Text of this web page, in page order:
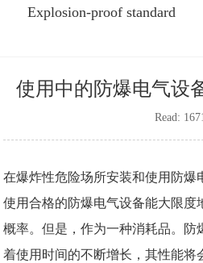
Explosion-proof standard
使用中的防爆电气设
Read:
在爆炸性危险场所安装和使用防爆
使用合格的防爆电气设备能大限度
概率。但是，作为一种消耗品。防
着使用时间的不断增长，其性能将